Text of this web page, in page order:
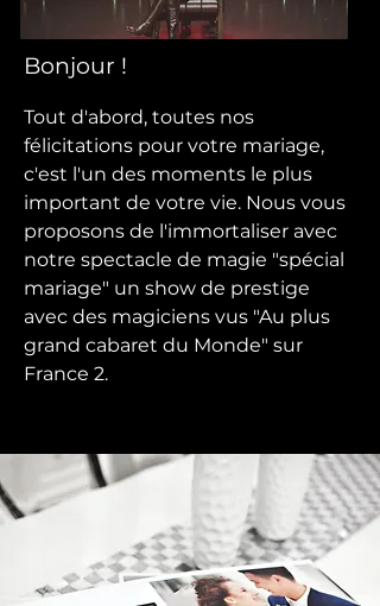
Bonjour !
Tout d'abord, toutes nos
félicitations pour votre mariage,
c'est l'un des moments le plus
important de votre vie. Nous vous
proposons de l'immortaliser avec
notre spectacle de magie "spécial
mariage" un show de prestige
avec des magiciens vus "Au plus
grand cabaret du Monde" sur
France 2.